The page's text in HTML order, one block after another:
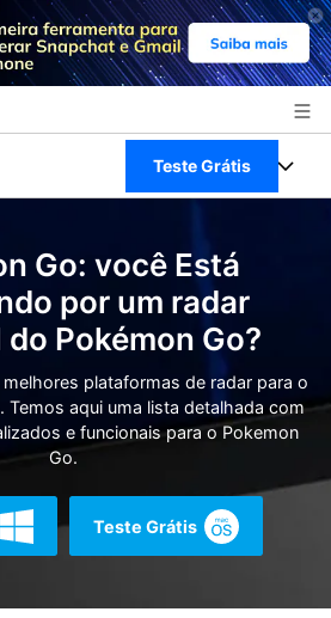
Teste Grátis
Go: você Está
por um radar
Pokémon Go?
plataformas de radar para o
Temos aqui uma lista detalhada com
e funcionais para o Pokemon
Go.
Teste Grátis